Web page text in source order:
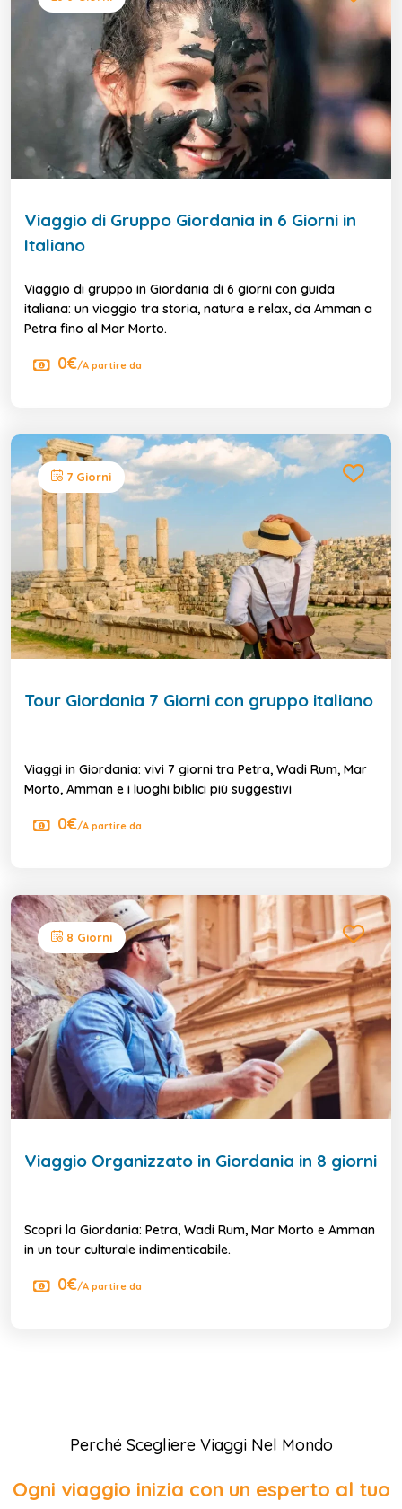
Viaggio di Gruppo Giordania in 6 Giorni in
Italiano
Viaggio di gruppo in Giordania di 6 giorni con guida
italiana: un viaggio tra storia, natura e relax, da Amman a
Petra fino al Mar Morto.
0€/A partire da
7 Giorni
Tour Giordania 7 Giorni con gruppo italiano
Viaggi in Giordania: vivi 7 giorni tra Petra, Wadi Rum, Mar
Morto, Amman e i luoghi biblici più suggestivi
0€/A partire da
8 Giorni
Viaggio Organizzato in Giordania in 8 giorni
Scopri la Giordania: Petra, Wadi Rum, Mar Morto e Amman
in un tour culturale indimenticabile.
0€/A partire da
Perché Scegliere Viaggi Nel Mondo
Ogni viaggio inizia con un esperto al tuo